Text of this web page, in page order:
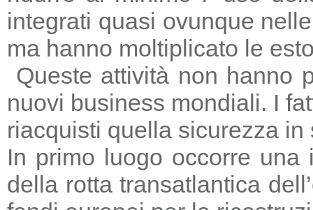
integrati quasi ovunque
ma hanno moltiplicato le
Queste attività non hanno
nuovi business mondiali. I
riacquisti quella sicurezza
In primo luogo occorre
della rotta transatlantica